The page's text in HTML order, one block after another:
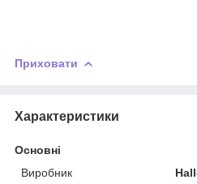
Приховати
Характеристики
Основні
Виробник